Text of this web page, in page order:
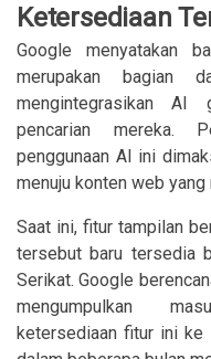
Ketersediaan
Google menyatakan
merupakan bagian
mengintegrasikan
pencarian mereka.
penggunaan AI ini
menuju konten web yang
Saat ini, fitur tampilan
tersebut baru tersedia
Serikat. Google
mengumpulkan
ketersediaan fitur ini ke